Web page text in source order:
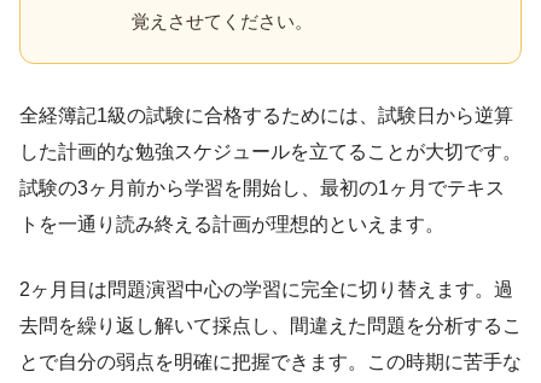
覚えさせてください。
全経簿記1級の試験に合格するためには、試験日から逆算
した計画的な勉強スケジュールを立てることが大切です。
試験の3ヶ月前から学習を開始し、最初の1ヶ月でテキス
トを一通り読み終える計画が理想的といえます。
2ヶ月目は問題演習中心の学習に完全に切り替えます。過
去問を繰り返し解いて採点し、間違えた問題を分析するこ
とで自分の弱点を明確に把握できます。この時期に苦手な